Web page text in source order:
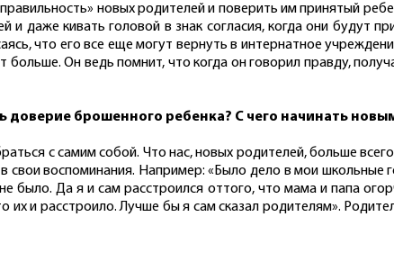
новых родителей и поверить им принятый
и даже кивать головой в знак согласия, когда они будут
что его все еще могут вернуть в интернатное
Он ведь помнит, что когда он говорил правду,
доверие брошенного ребенка? С чего начинать
с самим собой. Что нас, новых родителей, больше
свои воспоминания. Например: «Было дело в мои школьные
было. Да я и сам расстроился оттого, что мама и папа
их и расстроило. Лучше бы я сам сказал родителям».